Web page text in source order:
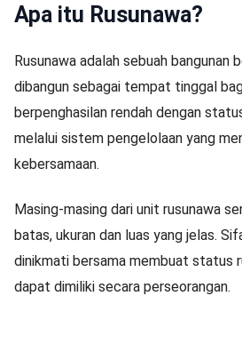
Apa itu Rusunawa?
Rusunawa adalah sebuah bangunan
dibangun sebagai tempat tinggal
berpenghasilan rendah dengan
melalui sistem pengelolaan yang
kebersamaan.
Masing-masing dari unit rusunawa
batas, ukuran dan luas yang jelas.
dinikmati bersama membuat status
dapat dimiliki secara perseorangan.